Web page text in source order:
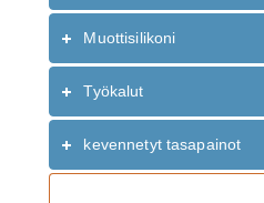
Muottisilikoni
Työkalut
kevennetyt tasapainot